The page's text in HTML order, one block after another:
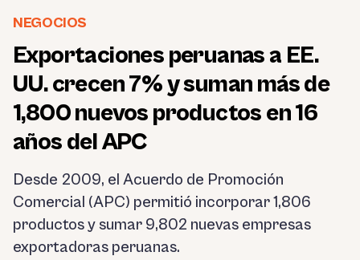
NEGOCIOS
Exportaciones peruanas a EE.
UU. crecen 7% y suman más de
1,800 nuevos productos en 16
años del APC
Desde 2009, el Acuerdo de Promoción
Comercial (APC) permitió incorporar 1,806
productos y sumar 9,802 nuevas empresas
exportadoras peruanas.